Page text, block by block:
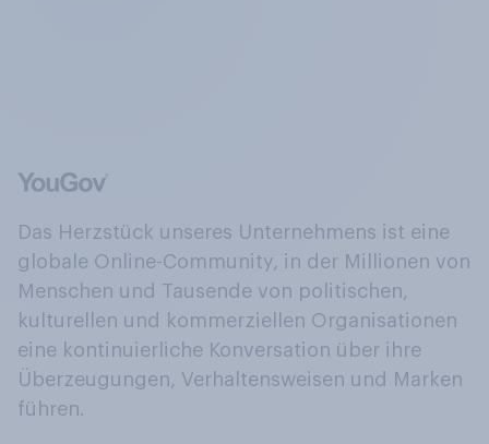
Das Herzstück unseres Unternehmens ist eine
globale Online-Community, in der Millionen von
Menschen und Tausende von politischen,
kulturellen und kommerziellen Organisationen
eine kontinuierliche Konversation über ihre
Überzeugungen, Verhaltensweisen und Marken
führen.